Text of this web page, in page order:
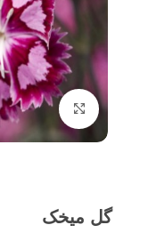
برای
گل میخک